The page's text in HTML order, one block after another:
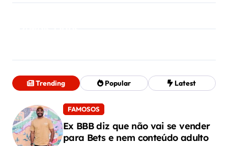
Trending Popular Latest
FAMOSOS
Ex BBB diz que não vai se vender
para Bets e nem conteúdo adulto